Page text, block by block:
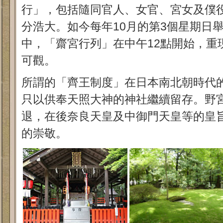
行」，包括隨同官人、女官、宮女及僕
分浩大。如今每年10月的第3個星期日
中，「齋宮行列」在中午12點開始，重
可觀。
所謂的「齊王制度」在日本南北朝時代
只以供奉天照大神的神社繼續留存。野
退，在後奈良天皇及中御門天皇等的皇
的崇敬。